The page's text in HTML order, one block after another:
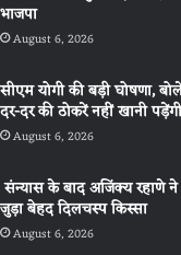
भाजपा
August 6, 2026
सीएम योगी की बड़ी घोषणा,
दर-दर की ठोकरें नहीं खानी पड़ेंगी
August 6, 2026
संन्यास के बाद अजिंक्‍य रहाणे
जुड़ा बेहद दिलचस्प किस्सा
August 6, 2026